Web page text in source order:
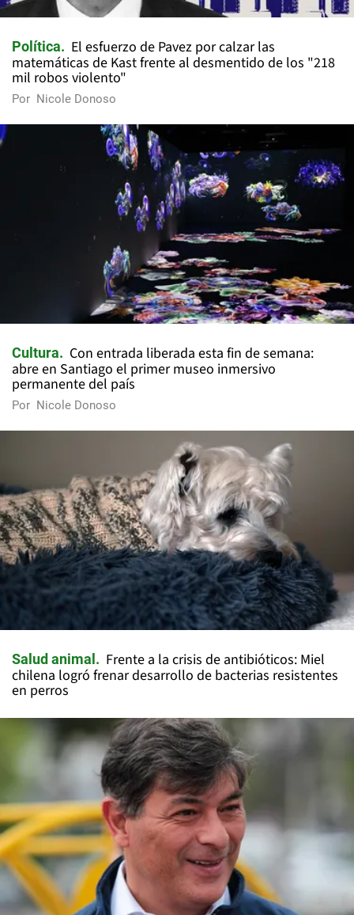
Política
El esfuerzo de Pavez por calzar las
matemáticas de Kast frente al desmentido de los "218
mil robos violento"
Por Nicole Donoso
Cultura
Con entrada liberada esta fin de semana:
abre en Santiago el primer museo inmersivo
permanente del país
Por Nicole Donoso
Salud animal
Frente a la crisis de antibióticos: Miel
chilena logró frenar desarrollo de bacterias resistentes
en perros